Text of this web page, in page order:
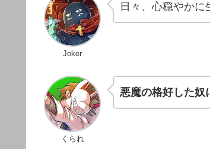
Joker
日々、心穏やかに
くられ
悪魔の格好した奴